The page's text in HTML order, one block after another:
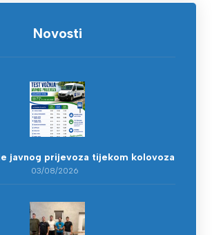
Novosti
javnog prijevoza tijekom kolovoza
03/08/2026